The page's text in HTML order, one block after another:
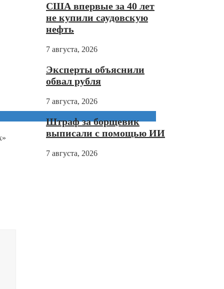
США впервые за 40 лет
не купили саудовскую
нефть
7 августа, 2026
Эксперты объяснили
обвал рубля
7 августа, 2026
Штраф за борщевик
выписали с помощью ИИ
7 августа, 2026